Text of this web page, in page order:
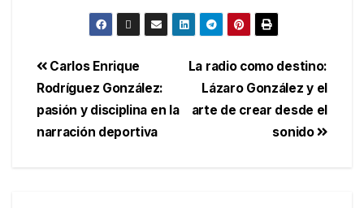
La radio como destino:
Lázaro González y el
arte de crear desde el
sonido
Carlos Enrique
Rodríguez González:
pasión y disciplina en la
narración deportiva